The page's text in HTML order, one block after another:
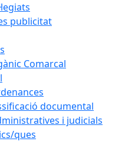
publicitat
Comarcal
documental
i judicials
ques